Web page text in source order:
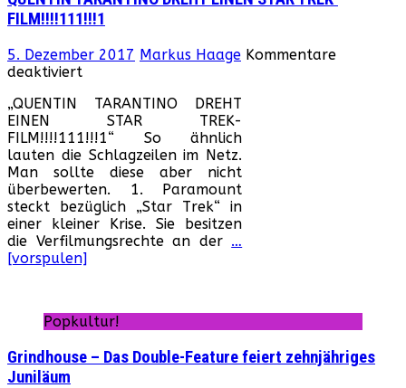
FILM!!!!111!!!1
5. Dezember 2017 Markus Haage Kommentare
deaktiviertfür
TARANTINO
DREHT
EINEN
STAR
TREK-
FILM!!!!111!!!1
„QUENTIN TARANTINO DREHT
EINEN STAR TREK-
FILM!!!!111!!!1“ So ähnlich
lauten die Schlagzeilen im Netz.
Man sollte diese aber nicht
überbewerten. 1. Paramount
steckt bezüglich „Star Trek“ in
einer kleiner Krise. Sie besitzen
die Verfilmungsrechte an der …
[vorspulen]
Popkultur!
Grindhouse – Das Double-Feature feiert zehnjähriges
Juniläum